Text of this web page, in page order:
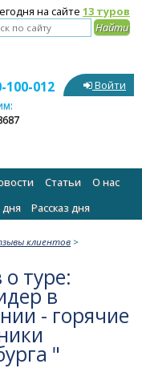
на сайте 13 туров
100-012 Войти
Статьи
О нас
дня Рассказ дня
клиентов >
туре:
в
- горячие
"